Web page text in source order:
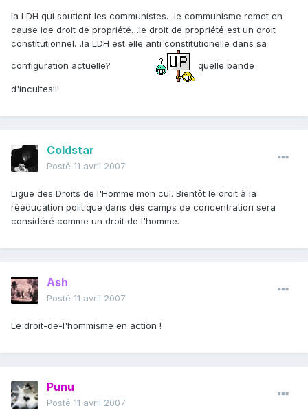
la LDH qui soutient les communistes…le communisme remet en
cause lde droit de propriété…le droit de propriété est un droit
constitutionnel…la LDH est elle anti constitutionelle dans sa
configuration actuelle?
quelle bande
d'incultes!!!
Coldstar
Posté 11 avril 2007
Ligue des Droits de l'Homme mon cul. Bientôt le droit à la
rééducation politique dans des camps de concentration sera
considéré comme un droit de l'homme.
Ash
Posté 11 avril 2007
Le droit-de-l'hommisme en action !
Punu
Posté 11 avril 2007